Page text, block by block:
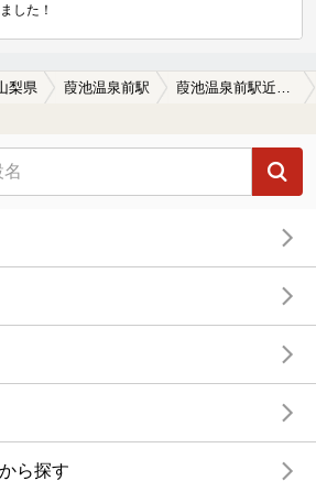
した！
梨県 葭池温泉前駅
ら探す